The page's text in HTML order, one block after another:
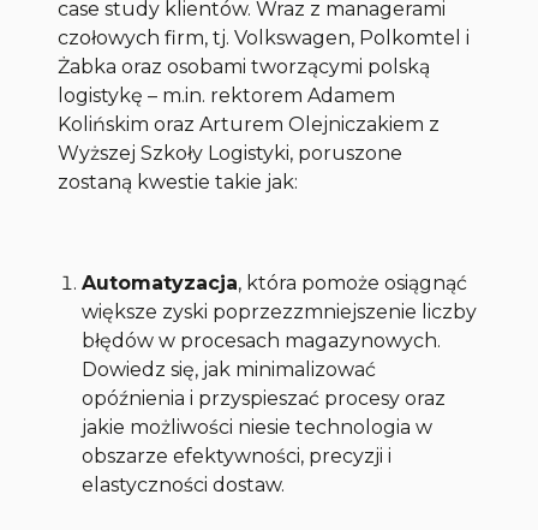
case study klientów. Wraz z managerami
czołowych firm, tj. Volkswagen, Polkomtel i
Żabka oraz osobami tworzącymi polską
logistykę – m.in. rektorem Adamem
Kolińskim oraz Arturem Olejniczakiem z
Wyższej Szkoły Logistyki, poruszone
zostaną kwestie takie jak:
Automatyzacja, która pomoże osiągnąć
większe zyski poprzezzmniejszenie liczby
błędów w procesach magazynowych.
Dowiedz się, jak minimalizować
opóźnienia i przyspieszać procesy oraz
jakie możliwości niesie technologia w
obszarze efektywności, precyzji i
elastyczności dostaw.